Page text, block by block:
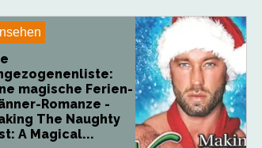
magische Ferien-
Romanze -
The Naughty
A Magical...